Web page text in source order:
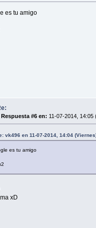
es tu amigo
Respuesta #6 en: 11-07-2014, 14:05
vk496 en 11-07-2014, 14:04
es tu amigo
xD